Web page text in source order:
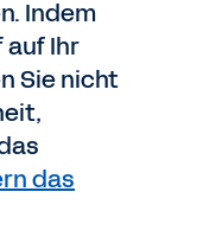
Indem
Ihr
Sie nicht
das